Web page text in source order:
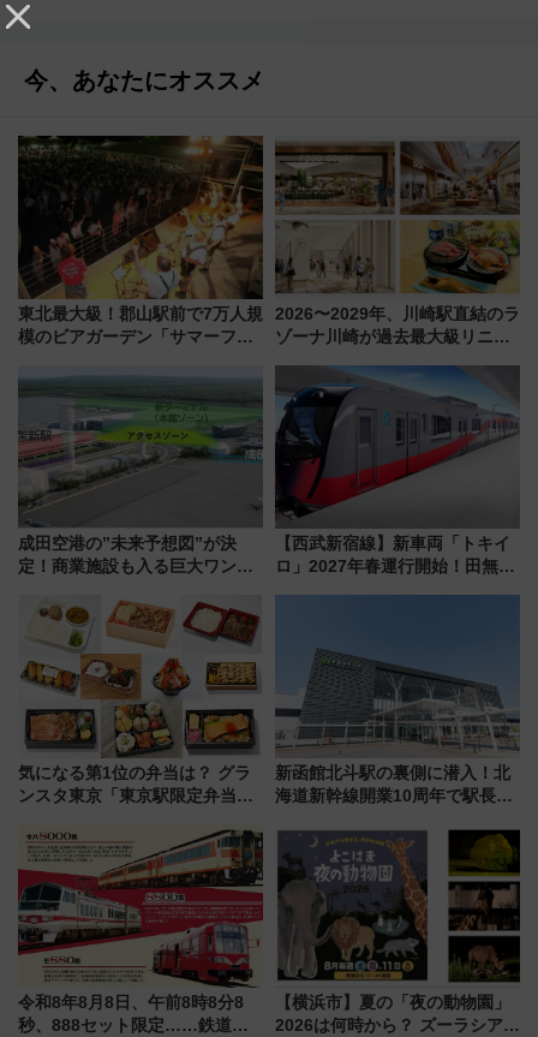
今、あなたにオススメ
東北最大級！郡山駅前で7万人規
模のビアガーデン「サマーフェ
7/24-26開催！ 有料席はJRE
MALLで予約可能
2026〜2029年、川崎駅直結のラ
ゾーナ川崎が過去最大級リニュ
「いつから何が変わるか」徹底
解説！
成田空港の”未来予想図”が決
定！商業施設も入る巨大ワンタ
で新型特急が品川･羽田とを結
ぶ！ JR空港駅は2面3線化！
【西武新宿線】新車両「トキイ
ロ」2027年春運行開始！田無・
気になる第1位の弁当は？ グラ
ンスタ東京「東京駅限定弁当
新函館北斗駅の裏側に潜入！北
海道新幹線開業10周年で駅長
ト 参加方法や体験内容を紹介
令和8年8月8日、午前8時8分8
秒、888セット限定……鉄道各
【横浜市】夏の「夜の動物園」
2026は何時から？ ズーラシア・